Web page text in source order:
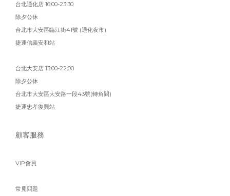
台北通化店 16:00-23:30
除夕公休
台北市大安區臨江街41號 (通化夜市)
捷運信義安和站
台北大安店 13:00-22:00
除夕公休
台北市大安區大安路一段43號(轉角間)
捷運忠孝復興站
顧客服務
VIP會員
常見問題